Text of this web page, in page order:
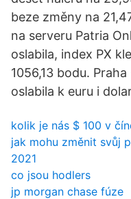
beze změny na
na serveru Patria
oslabila, index PX
1056,13 bodu.
oslabila k euru i
kolik je nás $ 100 v
jak mohu změnit svůj
2021
co jsou hodlers
jp morgan chase fúze